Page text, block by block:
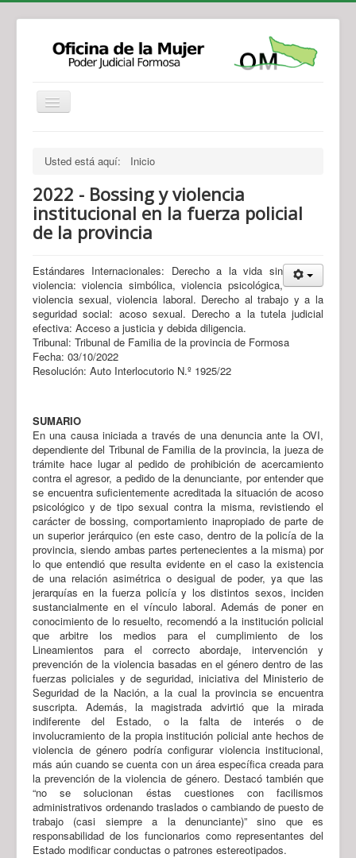
Legislación
Novedades
Recursos y Servicios de Atención
Contacto
Usted está aquí: Inicio
2022 - Bossing y violencia
institucional en la fuerza policial
de la provincia
Estándares Internacionales: Derecho a la vida sin
violencia: violencia simbólica, violencia psicológica,
violencia sexual, violencia laboral. Derecho al trabajo y a la
seguridad social: acoso sexual. Derecho a la tutela judicial
efectiva: Acceso a justicia y debida diligencia.
Tribunal: Tribunal de Familia de la provincia de Formosa
Fecha: 03/10/2022
Resolución: Auto Interlocutorio N.º 1925/22
SUMARIO
En una causa iniciada a través de una denuncia ante la OVI,
dependiente del Tribunal de Familia de la provincia, la jueza de
trámite hace lugar al pedido de prohibición de acercamiento
contra el agresor, a pedido de la denunciante, por entender que
se encuentra suficientemente acreditada la situación de acoso
psicológico y de tipo sexual contra la misma, revistiendo el
carácter de bossing, comportamiento inapropiado de parte de
un superior jerárquico (en este caso, dentro de la policía de la
provincia, siendo ambas partes pertenecientes a la misma) por
lo que entendió que resulta evidente en el caso la existencia
de una relación asimétrica o desigual de poder, ya que las
jerarquías en la fuerza policía y los distintos sexos, inciden
sustancialmente en el vínculo laboral. Además de poner en
conocimiento de lo resuelto, recomendó a la institución policial
que arbitre los medios para el cumplimiento de los
Lineamientos para el correcto abordaje, intervención y
prevención de la violencia basadas en el género dentro de las
fuerzas policiales y de seguridad, iniciativa del Ministerio de
Seguridad de la Nación, a la cual la provincia se encuentra
suscripta. Además, la magistrada advirtió que la mirada
indiferente del Estado, o la falta de interés o de
involucramiento de la propia institución policial ante hechos de
violencia de género podría configurar violencia institucional,
más aún cuando se cuenta con un área específica creada para
la prevención de la violencia de género. Destacó también que
“no se solucionan éstas cuestiones con facilismos
administrativos ordenando traslados o cambiando de puesto de
trabajo (casi siempre a la denunciante)” sino que es
responsabilidad de los funcionarios como representantes del
Estado modificar conductas o patrones estereotipados.